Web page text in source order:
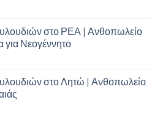
στο ΡΕΑ | Ανθοπωλείο
Νεογέννητο
στο Λητώ | Ανθοπωλείο